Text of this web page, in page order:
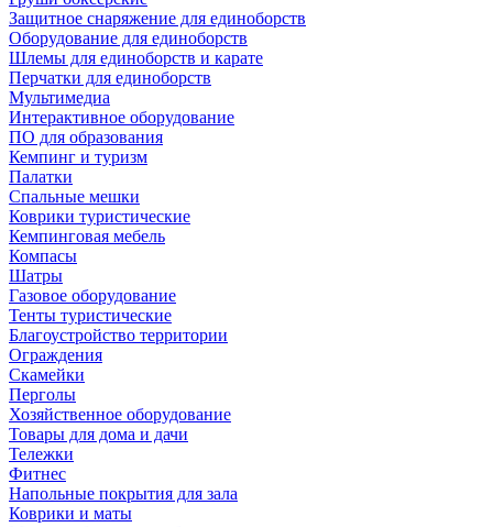
Защитное снаряжение для единоборств
Оборудование для единоборств
Шлемы для единоборств и карате
Перчатки для единоборств
Мультимедиа
Интерактивное оборудование
ПО для образования
Кемпинг и туризм
Палатки
Спальные мешки
Коврики туристические
Кемпинговая мебель
Компасы
Шатры
Газовое оборудование
Тенты туристические
Благоустройство территории
Ограждения
Скамейки
Перголы
Хозяйственное оборудование
Товары для дома и дачи
Тележки
Фитнес
Напольные покрытия для зала
Коврики и маты